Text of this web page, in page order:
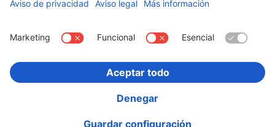
Business-Portal
Escoger Pais
Declaración de accesibilidad